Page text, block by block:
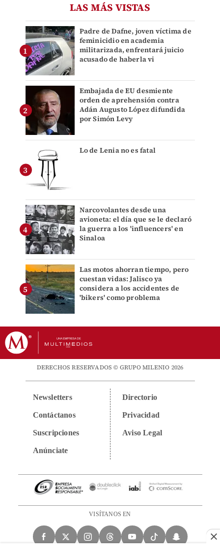
LAS MÁS VISTAS
Padre de Dafne, joven víctima de
feminicidio en academia
militarizada, enfrentará juicio
acusado de haberla vi
Embajada de EU desmiente
orden de aprehensión contra
Adán Augusto López difundida
por Simón Levy
Lo de Lenia no es fatal
Narcovolantes desde una
avioneta: el día que se le declaró
la guerra a los 'influencers' en
Sinaloa
Las motos ahorran tiempo, pero
cuestan vidas: Jalisco ya
considera a los accidentes de
'bikers' como problema
DERECHOS RESERVADOS © GRUPO MILENIO 2026
Newsletters
Contáctanos
Suscripciones
Anúnciate
Directorio
Privacidad
Aviso Legal
VISÍTANOS EN